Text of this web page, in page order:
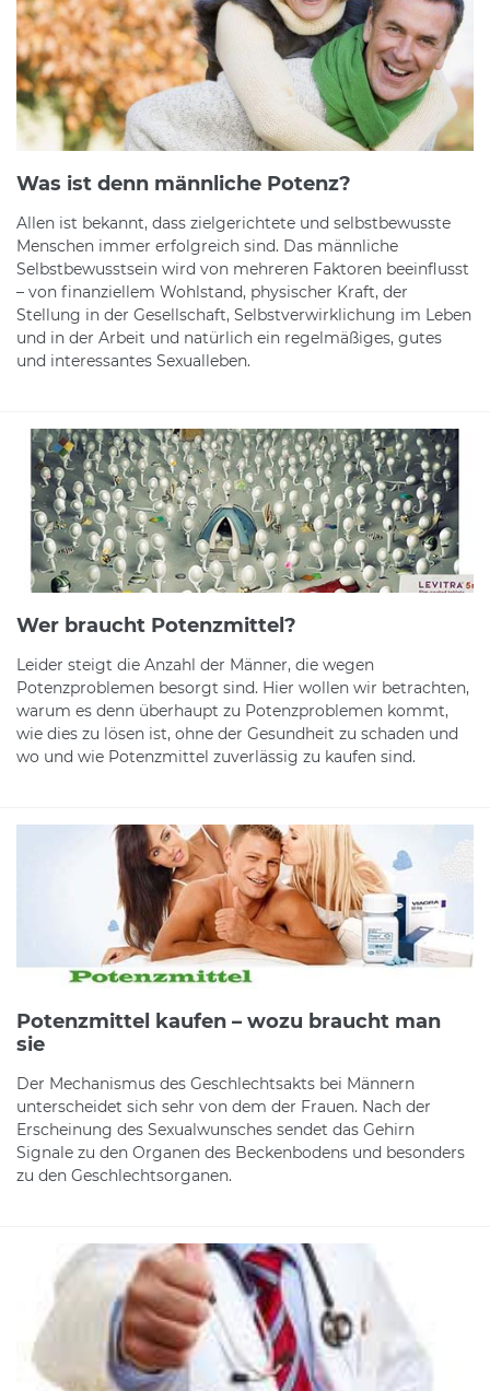
Was ist denn männliche Potenz?
Allen ist bekannt, dass zielgerichtete und selbstbewusste
Menschen immer erfolgreich sind. Das männliche
Selbstbewusstsein wird von mehreren Faktoren beeinflusst
– von finanziellem Wohlstand, physischer Kraft, der
Stellung in der Gesellschaft, Selbstverwirklichung im Leben
und in der Arbeit und natürlich ein regelmäßiges, gutes
und interessantes Sexualleben.
Wer braucht Potenzmittel?
Leider steigt die Anzahl der Männer, die wegen
Potenzproblemen besorgt sind. Hier wollen wir betrachten,
warum es denn überhaupt zu Potenzproblemen kommt,
wie dies zu lösen ist, ohne der Gesundheit zu schaden und
wo und wie Potenzmittel zuverlässig zu kaufen sind.
Potenzmittel kaufen – wozu braucht man
sie
Der Mechanismus des Geschlechtsakts bei Männern
unterscheidet sich sehr von dem der Frauen. Nach der
Erscheinung des Sexualwunsches sendet das Gehirn
Signale zu den Organen des Beckenbodens und besonders
zu den Geschlechtsorganen.